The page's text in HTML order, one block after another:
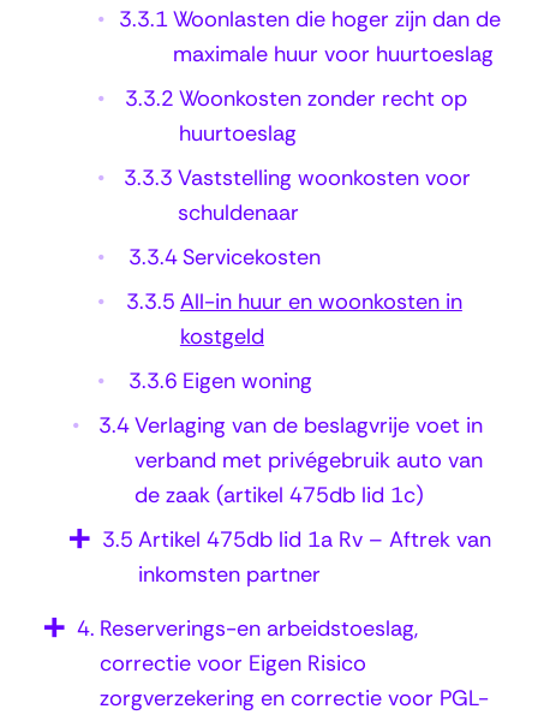
t
3.3.1Woonlasten die hoger zijn dan de
maximale huur voor huurtoeslag
3.3.2 Woonkosten zonder recht op
huurtoeslag
3.3.3 Vaststelling woonkosten voor
schuldenaar
3.3.4Servicekosten
3.3.5 All-in huur en woonkosten in
kostgeld
3.3.6 Eigen woning
3.4Verlaging van de beslagvrije voet in
verband met privégebruik auto van
de zaak (artikel 475db lid 1c)
3.5 Artikel 475db lid 1a Rv – Aftrek van
inkomsten partner
4. Reserverings-en arbeidstoeslag,
correctie voor Eigen Risico
zorgverzekering en correctie voor PGL-